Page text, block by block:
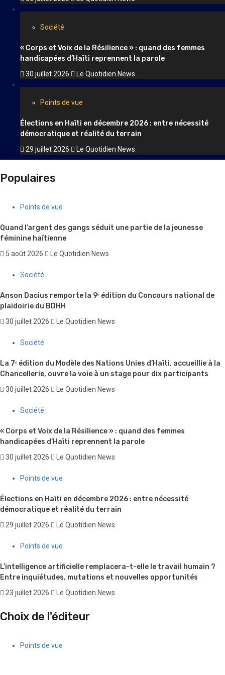
Société
« Corps et Voix de la Résilience » : quand des femmes
handicapées d’Haïti reprennent la parole
30 juillet 2026 Le Quotidien News
Points de vue
Élections en Haïti en décembre 2026 : entre nécessité
démocratique et réalité du terrain
29 juillet 2026 Le Quotidien News
Populaires
Points de vue
Quand l’argent des gangs séduit une partie de la jeunesse
féminine haïtienne
5 août 2026 Le Quotidien News
Société
Anson Dacius remporte la 9ᵉ édition du Concours national de
plaidoirie du BDHH
30 juillet 2026 Le Quotidien News
Société
La 7ᵉ édition du Modèle des Nations Unies d’Haïti, accueillie à la
Chancellerie, ouvre la voie à un stage pour dix participants
30 juillet 2026 Le Quotidien News
Société
« Corps et Voix de la Résilience » : quand des femmes
handicapées d’Haïti reprennent la parole
30 juillet 2026 Le Quotidien News
Points de vue
Élections en Haïti en décembre 2026 : entre nécessité
démocratique et réalité du terrain
29 juillet 2026 Le Quotidien News
Points de vue
L’intelligence artificielle remplacera-t-elle le travail humain ?
Entre inquiétudes, mutations et nouvelles opportunités
23 juillet 2026 Le Quotidien News
Choix de l'éditeur
Points de vue